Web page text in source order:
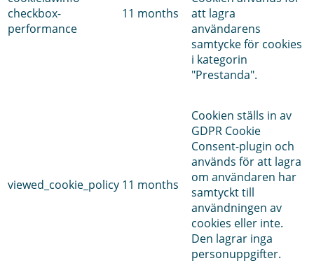
checkbox-
performance
11 months
att lagra
användarens
samtycke för cookies
i kategorin
"Prestanda".
viewed_cookie_policy 11 months
Cookien ställs in av
GDPR Cookie
Consent-plugin och
används för att lagra
om användaren har
samtyckt till
användningen av
cookies eller inte.
Den lagrar inga
personuppgifter.